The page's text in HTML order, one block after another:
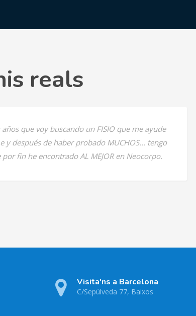
reals
años que voy buscando un FISIO que me ayude
y después de haber probado MUCHOS... tengo
fin he encontrado AL MEJOR en Neocorpo.
Visita'ns a Barcelona
C/Sepúlveda 77, Baixos